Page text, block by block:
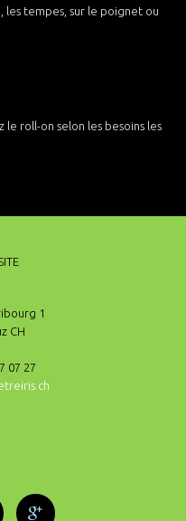
tempes, sur le poignet ou
roll-on selon les besoins les
1
CH
07 27